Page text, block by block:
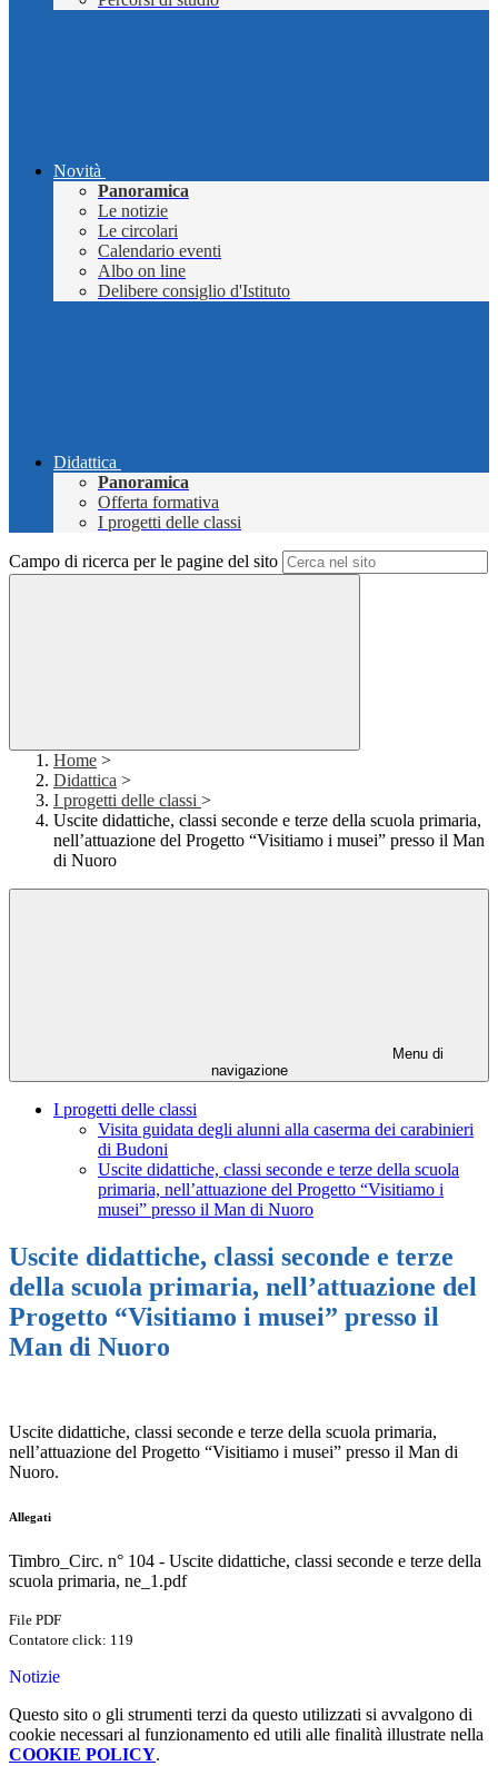
Novità
Panoramica
Le notizie
Le circolari
Calendario eventi
Albo on line
Delibere consiglio d'Istituto
Didattica
Panoramica
Offerta formativa
I progetti delle classi
Campo di ricerca per le pagine del sito
Home >
Didattica >
I progetti delle classi >
Uscite didattiche, classi seconde e terze della scuola primaria,
nell’attuazione del Progetto “Visitiamo i musei” presso il Man
di Nuoro
Menu di
navigazione
I progetti delle classi
Visita guidata degli alunni alla caserma dei carabinieri
di Budoni
Uscite didattiche, classi seconde e terze della scuola
primaria, nell’attuazione del Progetto “Visitiamo i
musei” presso il Man di Nuoro
Uscite didattiche, classi seconde e terze
della scuola primaria, nell’attuazione del
Progetto “Visitiamo i musei” presso il
Man di Nuoro
Uscite didattiche, classi seconde e terze della scuola primaria,
nell’attuazione del Progetto “Visitiamo i musei” presso il Man di
Nuoro.
Allegati
Timbro_Circ. n° 104 - Uscite didattiche, classi seconde e terze della
scuola primaria, ne_1.pdf
File PDF
Contatore click: 119
Notizie
Questo sito o gli strumenti terzi da questo utilizzati si avvalgono di
cookie necessari al funzionamento ed utili alle finalità illustrate nella
COOKIE POLICY.